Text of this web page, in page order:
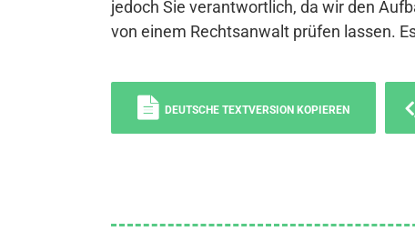
jedoch Sie verantwortlich, da wir den
von einem Rechtsanwalt prüfen lassen.
DEUTSCHE TEXTVERSION KOPIEREN